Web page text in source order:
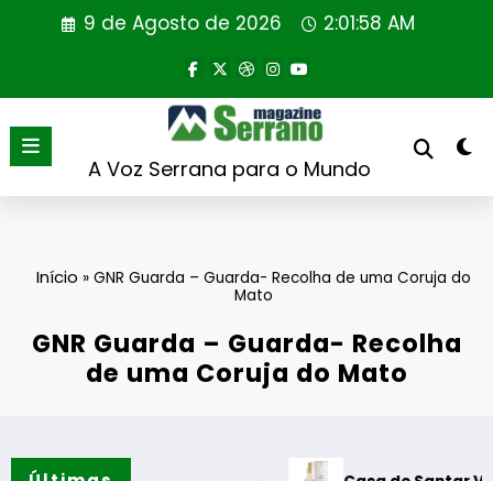
9 de Agosto de 2026 2:01:58 AM
A Voz Serrana para o Mundo
Início »GNR Guarda – Guarda- Recolha de uma Coruja do
Mato
GNR Guarda – Guarda- Recolha
de uma Coruja do Mato